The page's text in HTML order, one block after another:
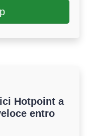
Hotpoint a
entro